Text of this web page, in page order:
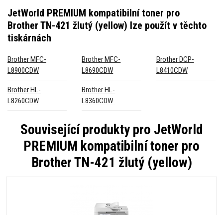
JetWorld PREMIUM kompatibilní toner pro
Brother TN-421 žlutý (yellow) lze použít v těchto
tiskárnách
Brother MFC-
L8900CDW
Brother MFC-
L8690CDW
Brother DCP-
L8410CDW
Brother HL-
L8260CDW
Brother HL-
L8360CDW
Související produkty pro JetWorld
PREMIUM kompatibilní toner pro
Brother TN-421 žlutý (yellow)